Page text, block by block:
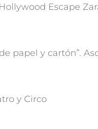
Escape
papel y cartón”.
y Circo